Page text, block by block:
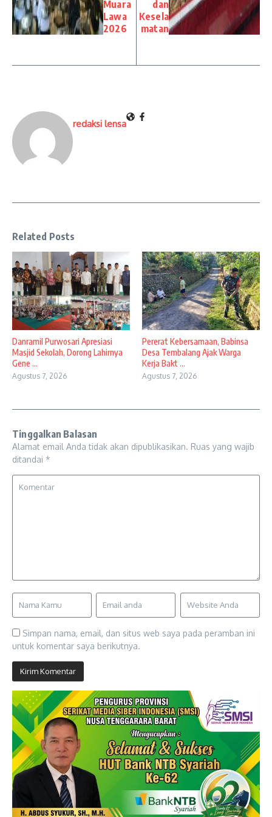
Muara
Lawa
2026
dan
Kesela
matan
redaksi lensa
Related Posts
Danramil Purwosari Apresiasi
Masjid Sekolah, Dorong Lahirnya
Gene ...
Agustus 7, 2026
Pererat Kebersamaan, Babinsa
Desa Tembalang Ajak Warga
Kerja Bakt ...
Agustus 7, 2026
Tinggalkan Balasan
Alamat email Anda tidak akan dipublikasikan. Ruas yang wajib
ditandai *
Simpan nama, email, dan situs web saya pada peramban ini
untuk komentar saya berikutnya.